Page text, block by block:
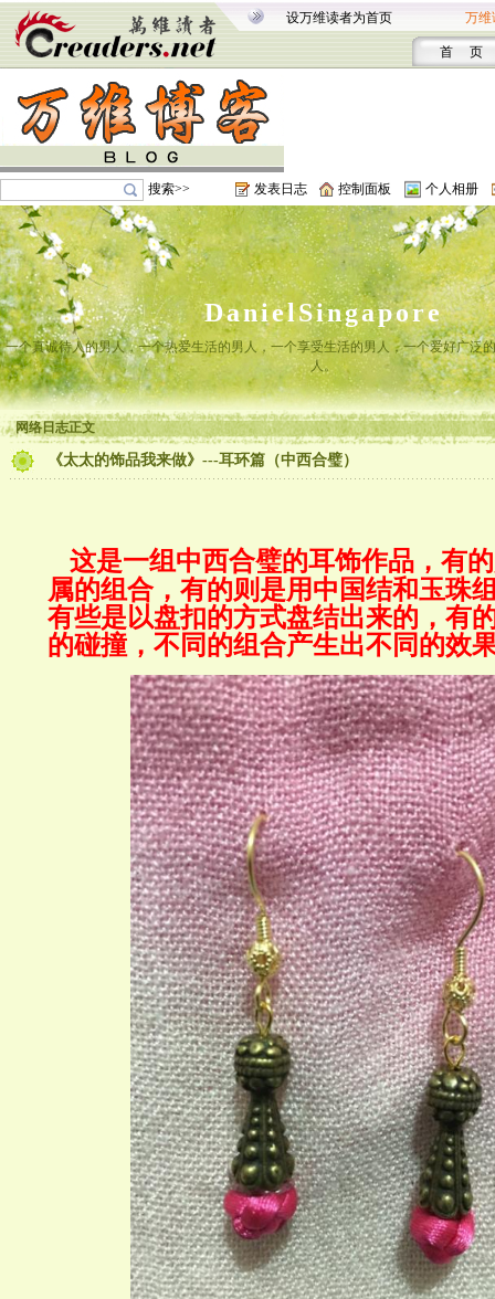
设万维读者为首页 万维
首 页
搜索>> 发表日志 控制面板 个人相册
DanielSingapore
一个真诚待人的男人，一个热爱生活的男人，一个享受生活的男人，一个爱好广泛
人。
网络日志正文
《太太的饰品我来做》---耳环篇（中西合璧）
这是一组中西合璧的耳饰作品，有
属的组合，有的则是用中国结和玉珠
有些是以盘扣的方式盘结出来的，有
的碰撞，不同的组合产生出不同的效